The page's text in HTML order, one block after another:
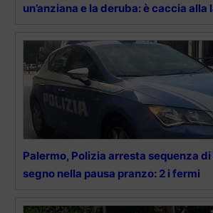
un’anziana e la deruba: è caccia alla
Palermo, Polizia arresta sequenza
segno nella pausa pranzo: 2 i fermi